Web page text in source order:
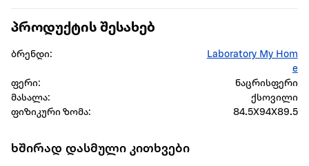
პროდუქტის შესახებ
ბრენდი:
Laboratory My Hom
e
ფერი:
ნაცრისფერი
მასალა:
ქსოვილი
ფიზიკური ზომა:
84.5X94X89.5
ხშირად დასმული კითხვები